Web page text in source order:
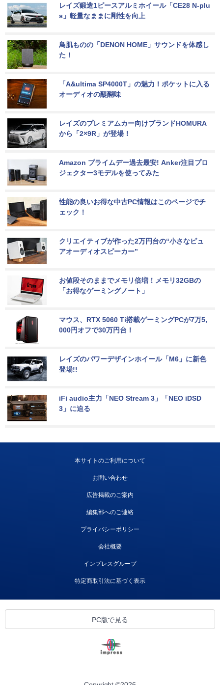
レイズ鍛造1ピースアルミホイール「CE28 N-plu
s」軽量なままに剛性を向上
鳥肌ものの「DENON HOME」サウンドを体感し
た！
「A&ultima SP4000T」の魅力！ポケットに入る
オーディオの醍醐味
レイズのプレミアムカー向けブランドHOMURA
から「2×9R」が登場！
Amazon プライムデー過去最安! Anker注目プロ
ジェクター3モデルを使ってみた
性能の良いお得な中古PC情報はこのページでチ
ェック！
クリエイティブが作った2万円台の“小さなピュ
アオーディオスピーカー”
お値段そのままでメモリ倍増！メモリ32GBの
「お得なゲーミングノート」
マウス、RTX 5060 Ti搭載ゲーミングPCが7万5,
000円オフで30万円台！
レイズのパワーデザインホイール「M6」に新色
登場!!
iFi audio主力「NEO Stream 3」「NEO iDSD
3」に迫る
本サイトのご利用について
お問い合わせ
広告掲載のご案内
編集部へのご連絡
プライバシーポリシー
会社概要
インプレスグループ
特定商取引法に基づく表示
PC版で見る